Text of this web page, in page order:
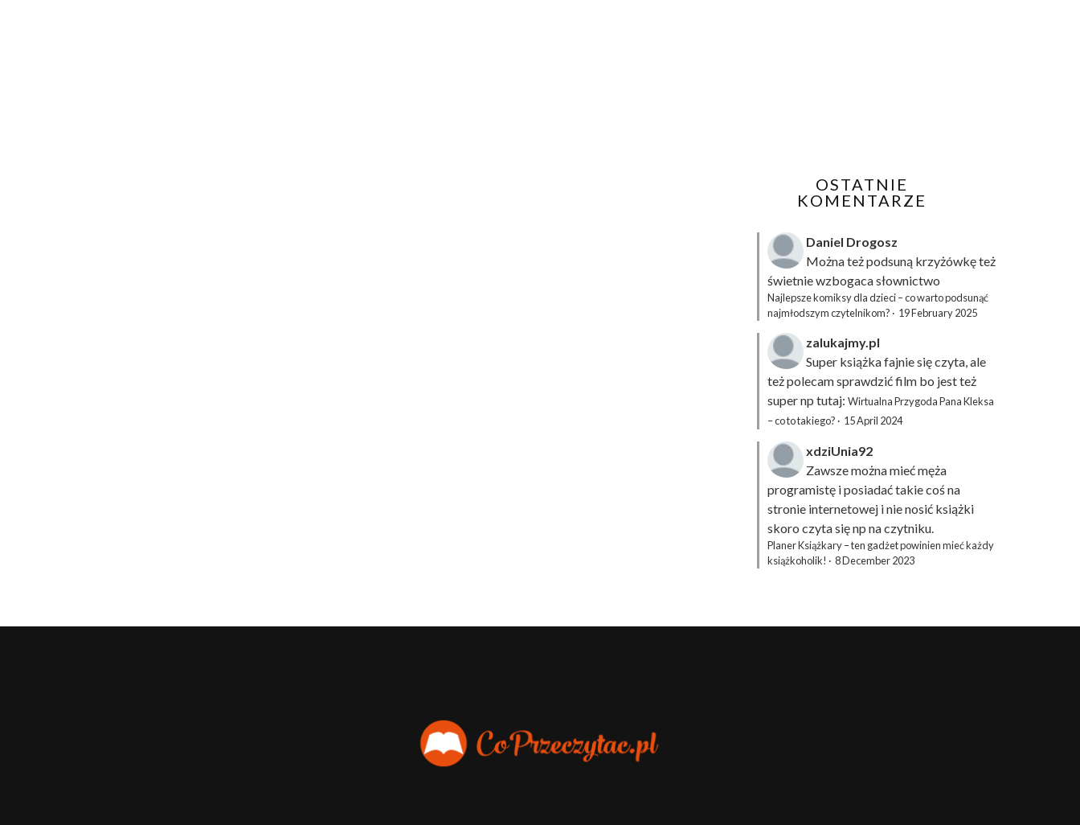
OSTATNIE
KOMENTARZE
Daniel Drogosz
Można też podsuną krzyżówkęteż
świetnie wzbogaca słownictwo
Najlepsze komiksy dla dzieci – co warto podsunąć
najmłodszym czytelnikom? · 19 February 2025
zalukajmy.pl
Super książka fajnie się czyta, ale
też polecam sprawdzić film bo jest też
super np tutaj: Wirtualna Przygoda Pana Kleksa
– co to takiego? · 15 April 2024
xdziUnia92
Zawsze można mieć męża
programistę i posiadać takie coś na
stronie internetowej i nie nosić książki
skoro czyta się np na czytniku.
Planer Książkary – ten gadżet powinien mieć każdy
książkoholik! · 8 December 2023